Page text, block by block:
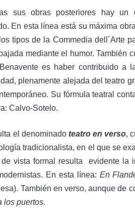
sus obras posteriores hay un
En esta línea está su máxima
tipos de la Commedia dell´Arte
mediante el humor. También
es haber contribuido a
plenamente alejada del teatro
Su fórmula teatral
Calvo-Sotelo.
el denominado teatro en verso,
tradicionalista, en el que se
vista formal resulta evidente la
En esta línea: En
También en verso, aunque de
los puertos.